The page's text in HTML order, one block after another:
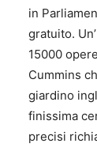
in
gratuito.
15000
Cummins
giardino
finissima
precisi